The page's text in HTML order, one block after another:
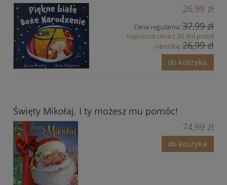
26,99 zł
Cena regularna:37,99 zł
Najniższa cena z 30 dni przed
obniżką:26,99 zł
do koszyka
Święty Mikołaj. I ty możesz mu pomóc!
74,99 zł
do koszyka